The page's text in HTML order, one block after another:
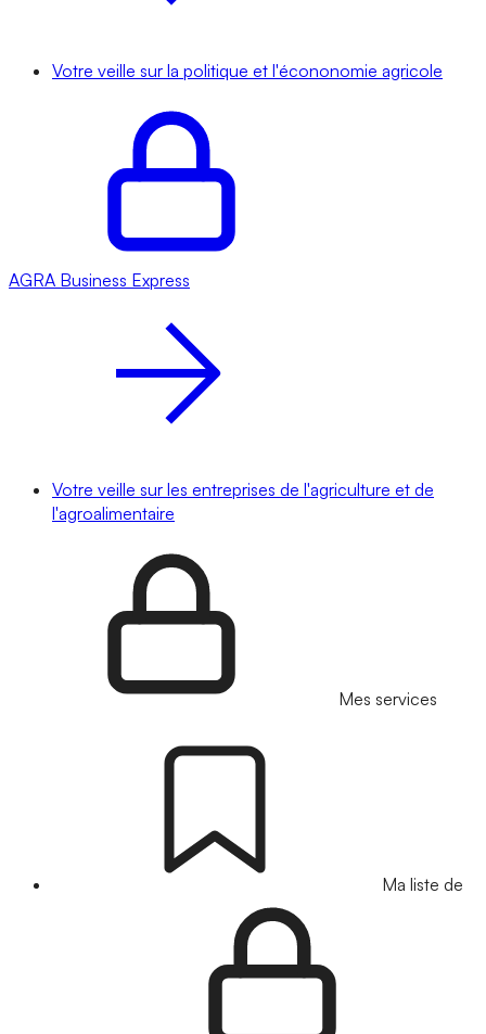
Votre veille sur la politique et l'écononomie agricole
AGRA Business Express
Votre veille sur les entreprises de l'agriculture et de
l'agroalimentaire
Mes services
Ma liste de